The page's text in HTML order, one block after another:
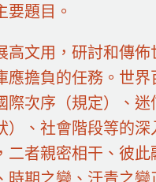
要題目。
高文用，研討和傳
應擔負的任務。世
際次序（規定）、
）、社會階段等的
二者親密相干、彼